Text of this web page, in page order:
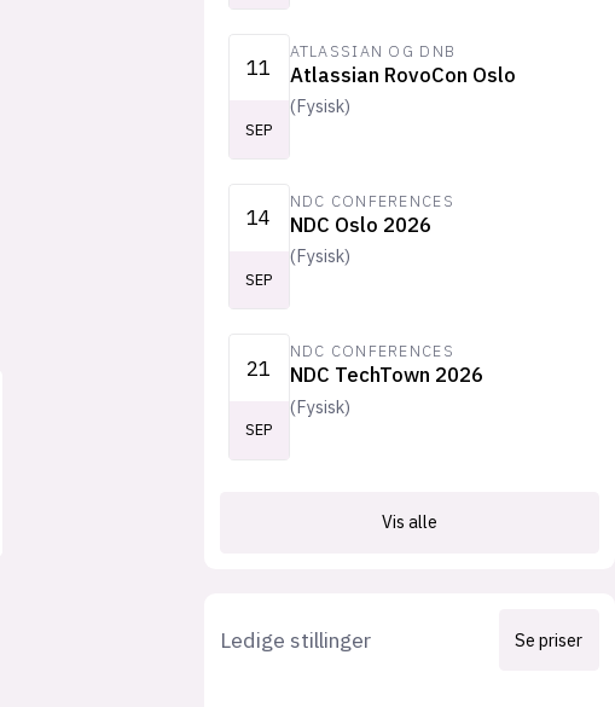
11
SEP
ATLASSIAN OG DNB
Atlassian RovoCon Oslo
(Fysisk)
14
SEP
NDC CONFERENCES
NDC Oslo 2026
(Fysisk)
21
SEP
NDC CONFERENCES
NDC TechTown 2026
(Fysisk)
Vis alle
Ledige stillinger Se priser